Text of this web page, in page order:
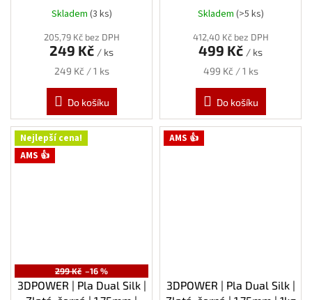
0,3kg
Skladem (3 ks)
205,79 Kč bez DPH
249 Kč / ks
Měrná
249 Kč / 1 ks
Do košíku
1kg
Skladem (>5 ks)
412,40 Kč bez DPH
499 Kč / ks
Měrná
499 Kč / 1 ks
Do košíku
Nejlepší cena!
AMS 👍
299 Kč –16 %
3DPOWER | Pla Dual Silk |
AMS 👍
3DPOWER | Pla Dual Silk |